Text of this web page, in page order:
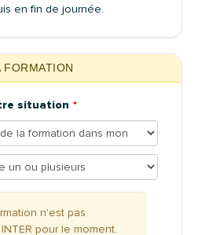
en fin de journée.
FORMATION
situation
n'est pas
pour le moment.